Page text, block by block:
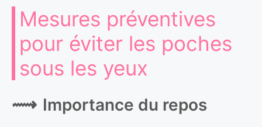
Mesures préventives
pour éviter les poches
sous les yeux
Importance du repos